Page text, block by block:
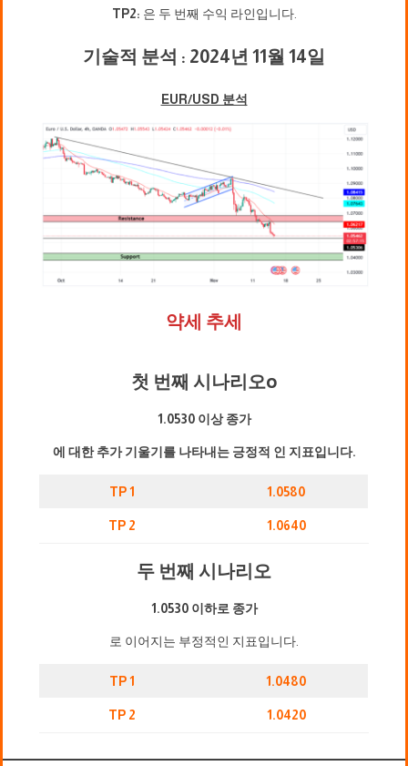
TP2: 은 두 번째 수익 라인입니다.
기술적 분석 : 2024년 11월 14일
EUR/USD 분석
약세 추세
첫 번째 시나리오o
1.0530 이상 종가
에 대한 추가 기울기를 나타내는 긍정적 인 지표입니다.
TP 1 1.0580
TP 2 1.0640
두 번째 시나리오
1.0530 이하로 종가
로 이어지는 부정적인 지표입니다.
TP 1 1.0480
TP 2 1.0420